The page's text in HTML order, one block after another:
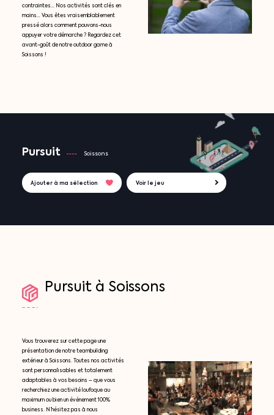
contraintes… Nos activités sont clés en
mains… Vous êtes vraisemblablement
pressé alors comment pouvons-nous
appuyer votre démarche ? Regardez cet
avant-goût de notre outdoor game à
Soissons !
Pursuit Soissons
Ajouter à ma sélection Voir le jeu
Pursuit à Soissons
Vous trouverez sur cette page une
présentation de notre teambuilding
extérieur à Soissons. Toutes nos activités
sont personnalisables et totalement
adaptables à vos besoins – que vous
recherchiez une activité loufoque au
maximum ou bien un événement 100%
business. N’hésitez pas à nous